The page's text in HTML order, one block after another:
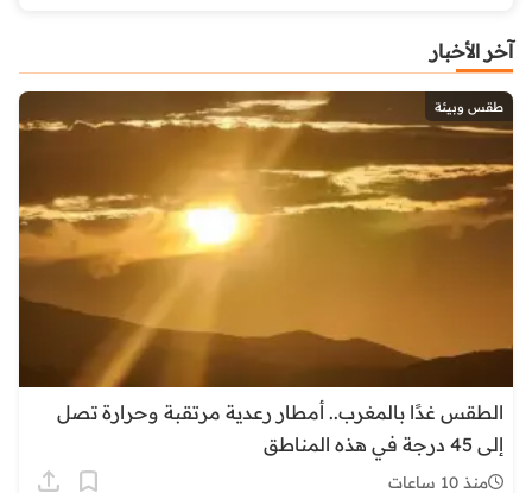
آخر الأخبار
طقس وبيئة
الطقس غدًا بالمغرب.. أمطار رعدية مرتقبة وحرارة تصل
إلى 45 درجة في هذه المناطق
منذ 10 ساعات